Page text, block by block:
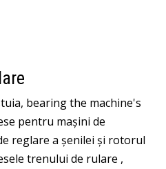
bearing the machine's
pentru mașini de
reglare a șenilei și rotorul
trenului de rulare ,